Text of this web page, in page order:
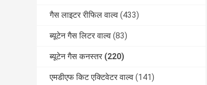
गैस लाइटर रीफिल वाल्व (433)
ब्यूटेन गैस लिटर वाल्व (83)
ब्यूटेन गैस कनस्तर (220)
एमडीएफ किट एक्टिवेटर वाल्व (141)